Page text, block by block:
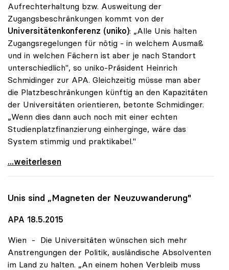
Aufrechterhaltung bzw. Ausweitung der
Zugangsbeschränkungen kommt von der
Universitätenkonferenz (uniko): „Alle Unis halten
Zugangsregelungen für nötig - in welchem Ausmaß
und in welchen Fächern ist aber je nach Standort
unterschiedlich", so uniko-Präsident Heinrich
Schmidinger zur APA. Gleichzeitig müsse man aber
die Platzbeschränkungen künftig an den Kapazitäten
der Universitäten orientieren, betonte Schmidinger.
„Wenn dies dann auch noch mit einer echten
Studienplatzfinanzierung einherginge, wäre das
System stimmig und praktikabel."
Zugangsregelungen: Grundsätzliches Okay der uniko
...weiterlesen
Unis sind „Magneten der Neuzuwanderung"
APA 18.5.2015
Wien - Die Universitäten wünschen sich mehr
Anstrengungen der Politik, ausländische Absolventen
im Land zu halten. „An einem hohen Verbleib muss